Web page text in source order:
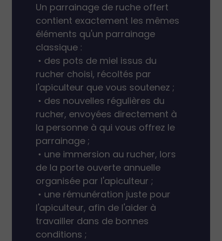
Un parrainage de ruche offert
contient exactement les mêmes
éléments qu'un parrainage
classique :
• des pots de miel issus du
rucher choisi, récoltés par
l'apiculteur que vous soutenez ;
• des nouvelles régulières du
rucher, envoyées directement à
la personne à qui vous offrez le
parrainage ;
• une immersion au rucher, lors
de la porte ouverte annuelle
organisée par l'apiculteur ;
• une rémunération juste pour
l'apiculteur, afin de l'aider à
travailler dans de bonnes
conditions ;